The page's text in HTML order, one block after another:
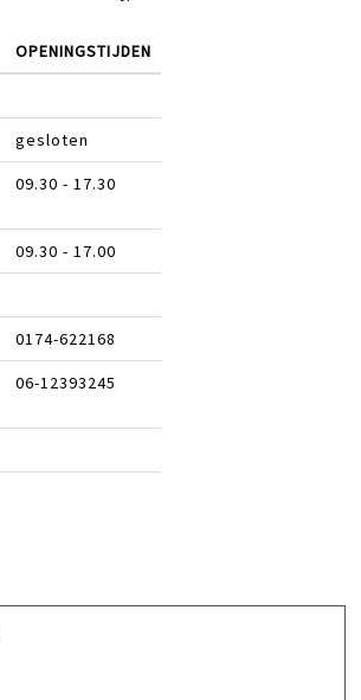
OPENINGSTIJDEN
gesloten
09.30 - 17.30
09.30 - 17.00
0174-622168
06-12393245